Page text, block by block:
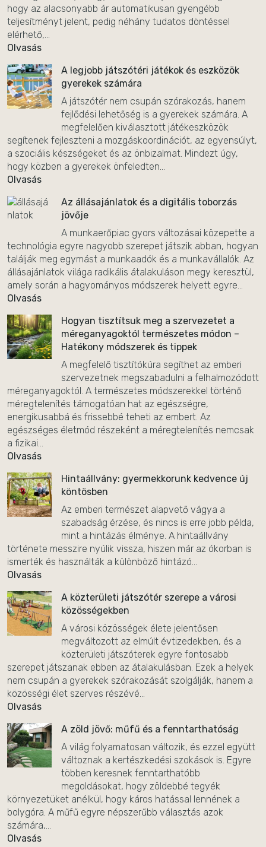
hogy az alacsonyabb ár automatikusan gyengébb
teljesítményt jelent, pedig néhány tudatos döntéssel
elérhető,...
Olvasás
A legjobb játszótéri játékok és eszközök
gyerekek számára
A játszótér nem csupán szórakozás, hanem
fejlődési lehetőség is a gyerekek számára. A
megfelelően kiválasztott játékeszközök
segítenek fejleszteni a mozgáskoordinációt, az egyensúlyt,
a szociális készségeket és az önbizalmat. Mindezt úgy,
hogy közben a gyerekek önfeledten...
Olvasás
Az állásajánlatok és a digitális toborzás
jövője
A munkaerőpiac gyors változásai közepette a
technológia egyre nagyobb szerepet játszik abban, hogyan
találják meg egymást a munkaadók és a munkavállalók. Az
állásajánlatok világa radikális átalakuláson megy keresztül,
amely során a hagyományos módszerek helyett egyre...
Olvasás
Hogyan tisztítsuk meg a szervezetet a
méreganyagoktól természetes módon –
Hatékony módszerek és tippek
A megfelelő tisztítókúra segíthet az emberi
szervezetnek megszabadulni a felhalmozódott
méreganyagoktól. A természetes módszerekkel történő
méregtelenítés támogatóan hat az egészségre,
energikusabbá és frissebbé teheti az embert. Az
egészséges életmód részeként a méregtelenítés nemcsak
a fizikai...
Olvasás
Hintaállvány: gyermekkorunk kedvence új
köntösben
Az emberi természet alapvető vágya a
szabadság érzése, és nincs is erre jobb példa,
mint a hintázás élménye. A hintaállvány
története messzire nyúlik vissza, hiszen már az ókorban is
ismerték és használták a különböző hintázó...
Olvasás
A közterületi játszótér szerepe a városi
közösségekben
A városi közösségek élete jelentősen
megváltozott az elmúlt évtizedekben, és a
közterületi játszóterek egyre fontosabb
szerepet játszanak ebben az átalakulásban. Ezek a helyek
nem csupán a gyerekek szórakozását szolgálják, hanem a
közösségi élet szerves részévé...
Olvasás
A zöld jövő: műfű és a fenntarthatóság
A világ folyamatosan változik, és ezzel együtt
változnak a kertészkedési szokások is. Egyre
többen keresnek fenntarthatóbb
megoldásokat, hogy zöldebbé tegyék
környezetüket anélkül, hogy káros hatással lennének a
bolygóra. A műfű egyre népszerűbb választás azok
számára,...
Olvasás